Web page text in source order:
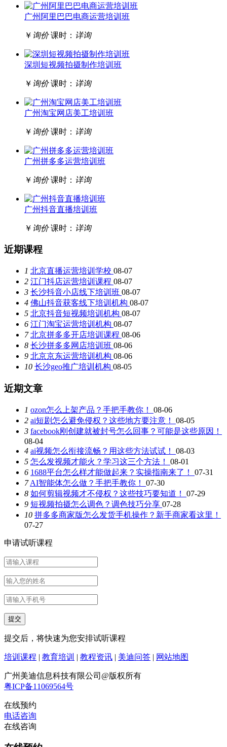
广州阿里巴巴电商运营培训班
￥ 询价 课时： 详询
深圳短视频拍摄制作培训班
￥ 询价 课时： 详询
广州淘宝网店美工培训班
￥ 询价 课时： 详询
广州拼多多运营培训班
￥ 询价 课时： 详询
广州抖音直播培训班
￥ 询价 课时： 详询
近期课程
1 北京直播运营培训学校 08-07
2 江门抖店运营培训课程 08-07
3 长沙抖音小店线下培训班 08-07
4 佛山抖音获客线下培训机构 08-07
5 北京抖音短视频培训机构 08-07
6 江门淘宝运营培训机构 08-07
7 北京拼多多开店培训课程 08-06
8 长沙拼多多网店培训班 08-06
9 北京京东运营培训机构 08-06
10 长沙geo推广培训机构 08-05
近期文章
1 ozon怎么上架产品？手把手教你！ 08-06
2 ai短剧怎么避免侵权？这些地方要注意！ 08-05
3 facebook刚创建就被封号怎么回事？可能是这些原因！
08-04
4 ai视频怎么衔接流畅？用这些方法试试！ 08-03
5 怎么发视频才能火？学习这三个方法！ 08-01
6 1688平台怎么样才能做起来？实操指南来了！ 07-31
7 AI智能体怎么做？手把手教你！ 07-30
8 如何剪辑视频才不侵权？这些技巧要知道！ 07-29
9 短视频拍摄怎么调色？调色技巧分享 07-28
10 拼多多商家版怎么发货手机操作？新手商家看这里！
07-27
申请试听课程
提交后，将快速为您安排试听课程
培训课程 | 教育培训 | 教程资讯 | 美迪问答 | 网站地图
广州美迪信息科技有限公司@版权所有
粤ICP备11069564号
在线预约
电话咨询
在线咨询